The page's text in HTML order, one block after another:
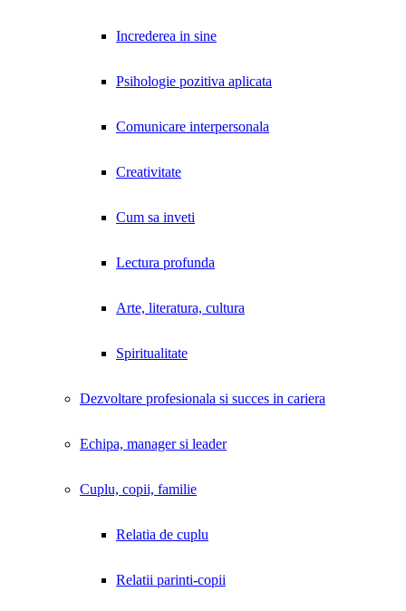
Increderea in sine
Psihologie pozitiva aplicata
Comunicare interpersonala
Creativitate
Cum sa inveti
Lectura profunda
Arte, literatura, cultura
Spiritualitate
Dezvoltare profesionala si succes in cariera
Echipa, manager si leader
Cuplu, copii, familie
Relatia de cuplu
Relatii parinti-copii